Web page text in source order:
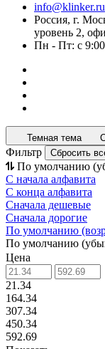
info@klinker.ru
Россия, г.
уровень 2,
Пн - Пт: с
Темная тема
Фильтр Сбросить
По умолчанию
С начала алфавита
С конца алфавита
Сначала дешевые
Сначала дорогие
По умолчанию
По умолчанию
Цена
21.34
164.34
307.34
450.34
592.69